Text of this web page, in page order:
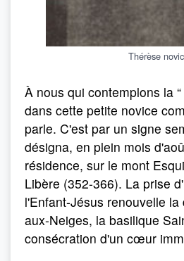
Thérèse
À nous qui contemplons la
dans cette petite novice
parle. C'est par un signe
désigna, en plein mois
résidence, sur le mont
Libère (352-366). La prise
l'Enfant-Jésus renouvelle
aux-Neiges, la basilique
consécration d'un cœur